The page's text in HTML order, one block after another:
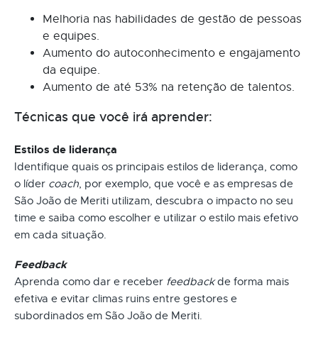
Melhoria nas habilidades de gestão de pessoas
e equipes.
Aumento do autoconhecimento e engajamento
da equipe.
Aumento de até 53% na retenção de talentos.
Técnicas que você irá aprender:
Estilos de liderança
Identifique quais os principais estilos de liderança, como
o líder coach, por exemplo, que você e as empresas de
São João de Meriti utilizam, descubra o impacto no seu
time e saiba como escolher e utilizar o estilo mais efetivo
em cada situação.
Feedback
Aprenda como dar e receber feedbackde forma mais
efetiva e evitar climas ruins entre gestores e
subordinados em São João de Meriti.